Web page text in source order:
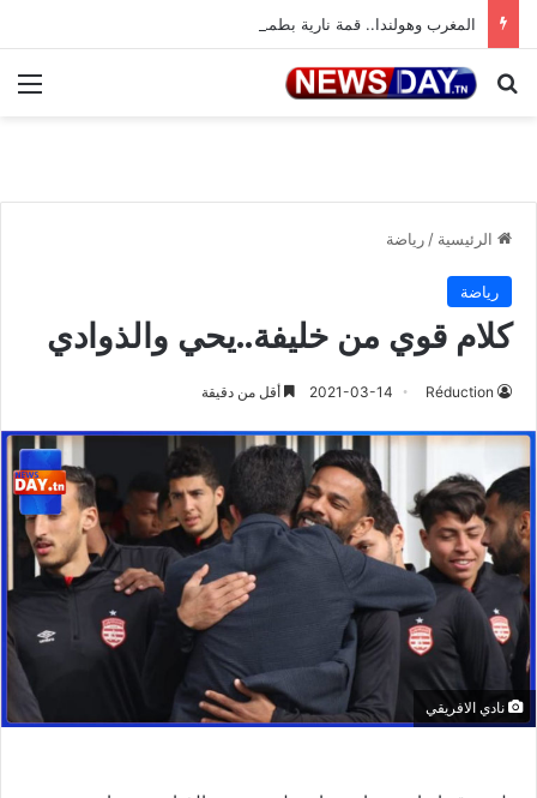
المغرب وهولندا.. قمة نارية بطموح التأهل إلى ثمن النهائي
بحث عن
الرئيسية / رياضة
رياضة
كلام قوي من خليفة..يحي والذوادي
Réduction
2021-03-14 أقل من دقيقة
نادي الافريقي